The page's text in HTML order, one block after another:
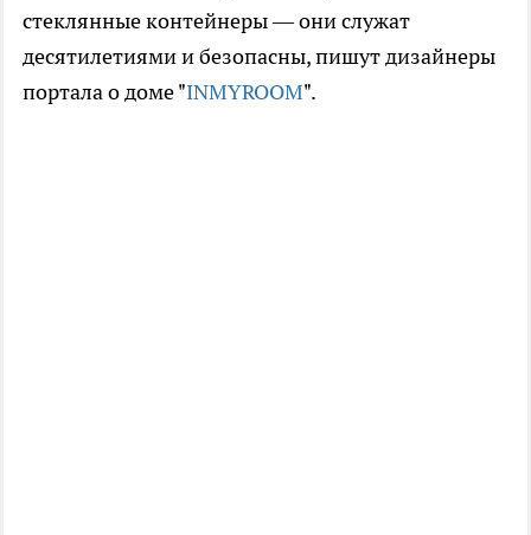
стеклянные контейнеры — они служат
десятилетиями и безопасны, пишут дизайнеры
портала о доме "INMYROOM".